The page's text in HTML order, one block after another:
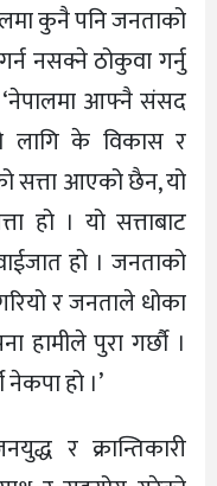
कुनै पनि जनताको
नसक्ने ठोकुवा गर्नु
‘नेपालमा आफ्नै संसद
लागि के विकास र
सत्ता आएको छैन, यो
हो । यो सत्ताबाट
हो । जनताको
र जनताले धोका
हामीले पुरा गर्छौ ।
नेकपा हो ।’
र क्रान्तिकारी